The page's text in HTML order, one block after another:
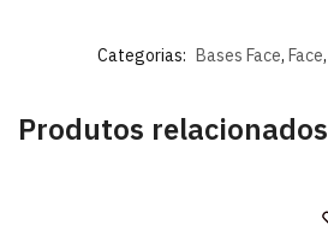
Categorias: Bases Face, Face,
Produtos relacionados